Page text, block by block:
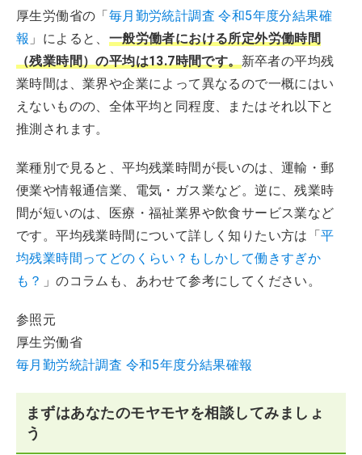
厚生労働省の「毎月勤労統計調査 令和5年度分結果確
報 」によると、 一般労働者における所定外労働時間
（残業時間）の平均は13.7時間です。新卒者の平均残
業時間は、業界や企業によって異なるので一概にはい
えないものの、全体平均と同程度、またはそれ以下と
推測されます。
業種別で見ると、平均残業時間が長いのは、運輸・郵
便業や情報通信業、電気・ガス業など。逆に、残業時
間が短いのは、医療・福祉業界や飲食サービス業など
です。平均残業時間について詳しく知りたい方は「平
均残業時間ってどのくらい？もしかして働きすぎか
も？ 」のコラムも、あわせて参考にしてください。
参照元
厚生労働省
毎月勤労統計調査 令和5年度分結果確報
まずはあなたのモヤモヤを相談してみましょ
う